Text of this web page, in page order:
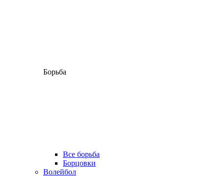
Борьба
Все борьба
Борцовки
Волейбол